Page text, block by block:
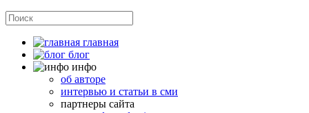
главная
блог
инфо
об авторе
интервью и статьи в сми
партнеры сайта